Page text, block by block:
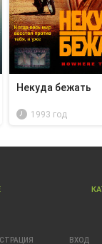
Некуда бежать
1993 год
ВХОД